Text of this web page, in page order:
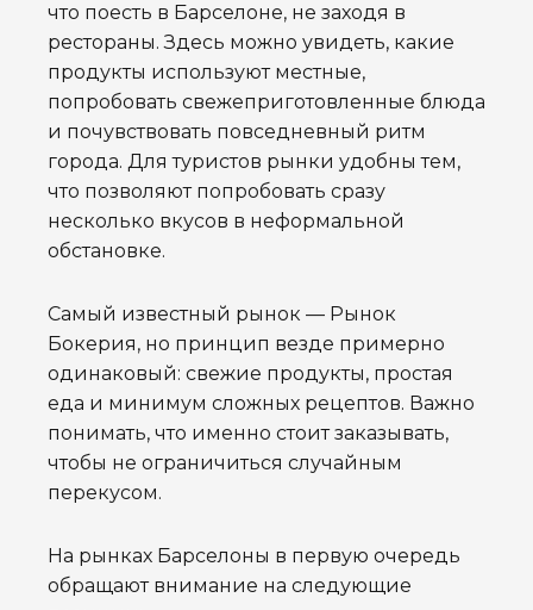
что поесть в Барселоне, не заходя в
рестораны. Здесь можно увидеть, какие
продукты используют местные,
попробовать свежеприготовленные блюда
и почувствовать повседневный ритм
города. Для туристов рынки удобны тем,
что позволяют попробовать сразу
несколько вкусов в неформальной
обстановке.
Самый известный рынок — Рынок
Бокерия, но принцип везде примерно
одинаковый: свежие продукты, простая
еда и минимум сложных рецептов. Важно
понимать, что именно стоит заказывать,
чтобы не ограничиться случайным
перекусом.
На рынках Барселоны в первую очередь
обращают внимание на следующие